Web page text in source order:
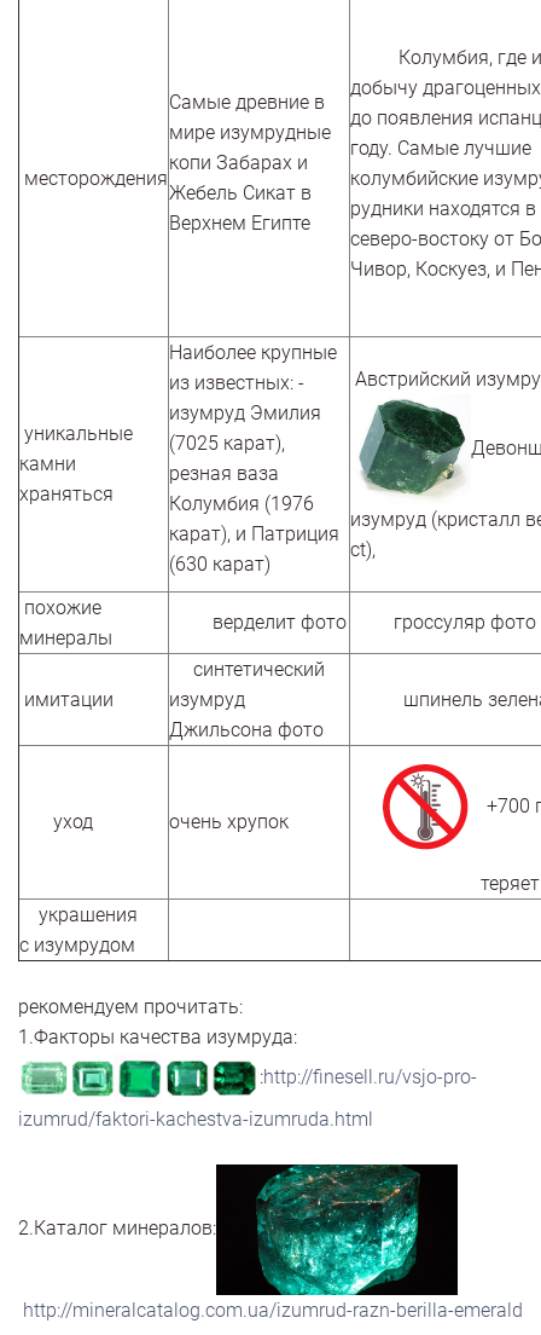
месторождения
Самые древние в
мире изумрудные
копи Забарах и
Жебель Сикат в
Верхнем Египте
Колумбия, где
добычу
до появления
году. Самые лучшие
колумбийские
рудники находятся
северо-востоку от
Чивор, Коскуез, и
уникальные
камни
храняться
Наиболее крупные
из известных: -
изумруд Эмилия
(7025 карат),
резная ваза
Колумбия (1976
карат), и Патриция
(630 карат)
Австрийский
изумруд (кристалл
ct),
похожие
минералы
верделит фото гроссуляр фото
имитации
синтетический
изумруд
Джильсона фото
шпинель
уход очень хрупок
+700
теряет
украшения
с изумрудом
рекомендуем прочитать:
1.Факторы качества изумруда:
:http://finesell.ru/vsjo-pro-
izumrud/faktori-kachestva-izumruda.html
2.Каталог минералов:
http://mineralcatalog.com.ua/izumrud-razn-berilla-emerald